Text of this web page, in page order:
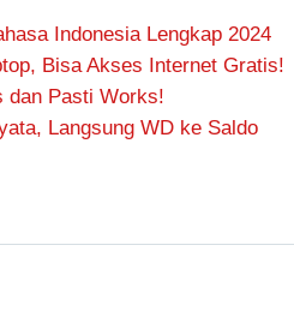
Indonesia Lengkap 2024
Bisa Akses Internet Gratis!
dan Pasti Works!
Langsung WD ke Saldo